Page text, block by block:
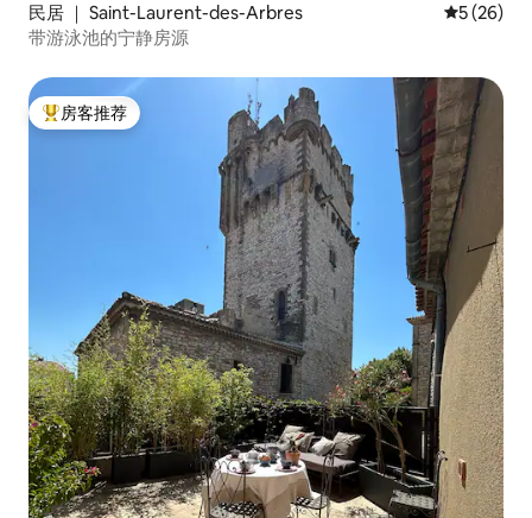
民居 ｜ Saint-Laurent-des-Arbres 平均评分
5 (26)
带游泳池的宁静房源
热门「房客推荐」
房客推荐